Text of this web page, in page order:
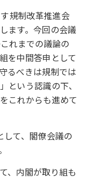
規制改革推進会
ます。今回の会議
れまでの議論の
を中間答申として
るべきは規制では
という認識の下、
これからも進めて
て、閣僚会議の
、内閣が取り組も